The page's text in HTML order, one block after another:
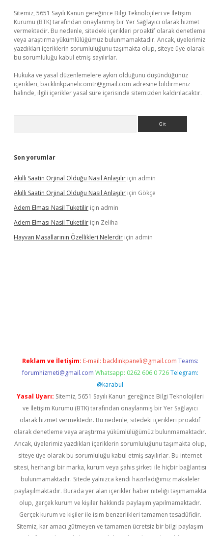
Sitemiz, 5651 Sayılı Kanun gereğince Bilgi Teknolojileri ve İletişim
Kurumu (BTK) tarafından onaylanmış bir Yer Sağlayıcı olarak hizmet
vermektedir. Bu nedenle, sitedeki içerikleri proaktif olarak denetleme
veya araştırma yükümlülüğümüz bulunmamaktadır. Ancak, üyelerimiz
yazdıkları içeriklerin sorumluluğunu taşımakta olup, siteye üye olarak
bu sorumluluğu kabul etmiş sayılırlar.
Hukuka ve yasal düzenlemelere aykırı olduğunu düşündüğünüz
içerikleri, backlinkpanelicomtr@gmail.com adresine bildirmeniz
halinde, ilgili içerikler yasal süre içerisinde sitemizden kaldırılacaktır.
Son yorumlar
Akıllı Saatin Orjinal Olduğu Nasıl Anlaşılır için admin
Akıllı Saatin Orjinal Olduğu Nasıl Anlaşılır için Gökçe
Adem Elması Nasil Tuketilir için admin
Adem Elması Nasil Tuketilir için Zeliha
Hayvan Masallarının Özellikleri Nelerdir için admin
Reklam ve İletişim: E-mail: backlinkpaneli@gmail.com Teams:
forumhizmeti@gmail.com Whatsapp: 0262 606 0 726 Telegram:
@karabul
Yasal Uyarı: Sitemiz, 5651 Sayılı Kanun gereğince Bilgi Teknolojileri
ve İletişim Kurumu (BTK) tarafından onaylanmış bir Yer Sağlayıcı
olarak hizmet vermektedir. Bu nedenle, sitedeki içerikleri proaktif
olarak denetleme veya araştırma yükümlülüğümüz bulunmamaktadır.
Ancak, üyelerimiz yazdıkları içeriklerin sorumluluğunu taşımakta olup,
siteye üye olarak bu sorumluluğu kabul etmiş sayılırlar. Bu internet
sitesi, herhangi bir marka, kurum veya şahıs şirketi ile hiçbir bağlantısı
bulunmamaktadır. Sitede yalnızca kendi hazırladığımız makaleler
paylaşılmaktadır. Burada yer alan içerikler haber niteliği taşımamakta
olup, gerçek kurum ve kişiler hakkında paylaşım yapılmamaktadır.
Gerçek kurum ve kişiler ile isim benzerlikleri tamamen tesadüfidir.
Sitemiz, kar amacı gütmeyen ve tamamen ücretsiz bir bilgi paylaşım